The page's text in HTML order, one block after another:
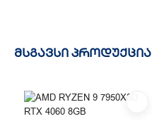
ᲛᲡᲒᲐᲕᲡᲘ ᲞᲠᲝᲓᲣᲥᲪᲘᲐ